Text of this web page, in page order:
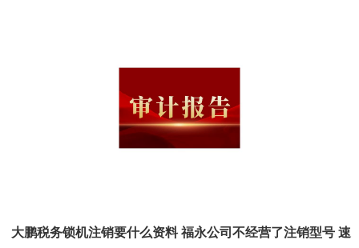
大鹏税务锁机注销要什么资料 福永公司不经营了注销型号 速